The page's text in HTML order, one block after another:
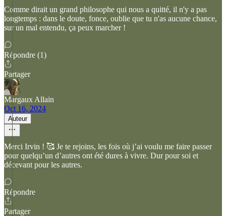
Comme dirait un grand philosophe qui nous a quitté, il n'y a pas
longtemps : dans le doute, fonce, oublie que tu n'as aucune chance,
sur un mal entendu, ça peux marcher !
Répondre (1)
Partager
Margaux Allain
Oct 16, 2024
Auteur
Merci Irvin ! 🥰 Je te rejoins, les fois où j’ai voulu me faire passer
pour quelqu’un d’autres ont été dures à vivre. Dur pour soi et
décevant pour les autres.
Répondre
Partager